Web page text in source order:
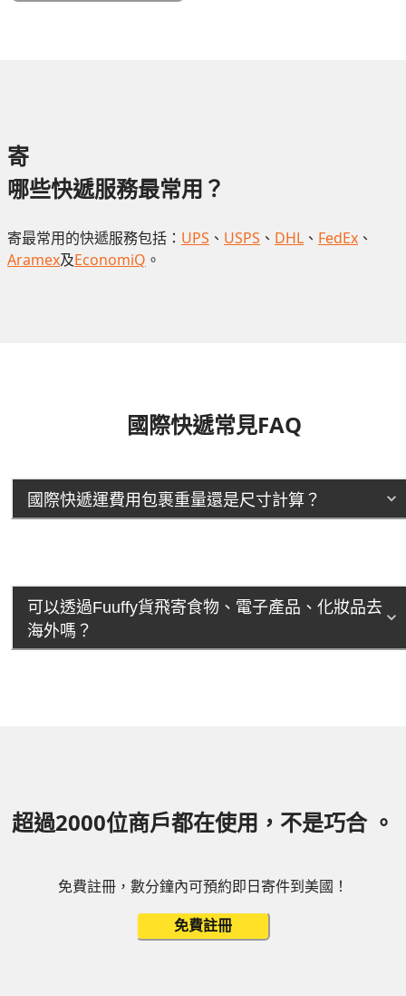
寄
哪些快遞服務最常用？
寄最常用的快遞服務包括： UPS 、 USPS 、 DHL 、 FedEx 、
Aramex及EconomiQ 。
國際快遞常見FAQ
國際快遞運費用包裹重量還是尺寸計算？
可以透過Fuuffy貨飛寄食物、電子產品、化妝品去
海外嗎？
超過2000位商戶都在使用，不是巧合 。
免費註冊，數分鐘內可預約即日寄件到美國！
免費註冊